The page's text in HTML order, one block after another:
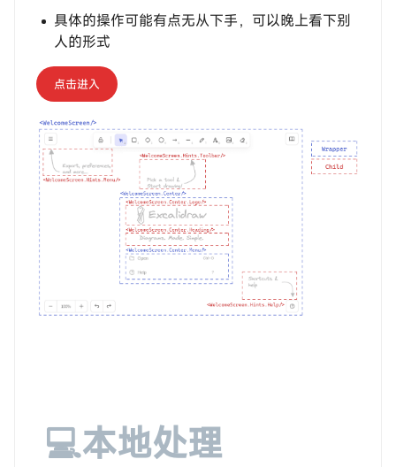
具体的操作可能有点无从下手，可以晚上看下别
人的形式
点击进入
💻本地处理